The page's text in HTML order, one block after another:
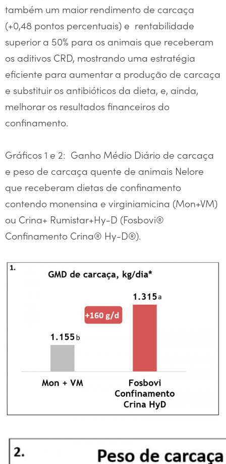
também um maior rendimento de carcaça
(+0,48 pontos percentuais) e rentabilidade
superior a 50% para os animais que receberam
os aditivos CRD, mostrando uma estratégia
eficiente para aumentar a produção de carcaça
e substituir os antibióticos da dieta, e, ainda,
melhorar os resultados financeiros do
confinamento.
Gráficos 1 e 2: Ganho Médio Diário de carcaça
e peso de carcaça quente de animais Nelore
que receberam dietas de confinamento
contendo monensina e virginiamicina (Mon+VM)
ou Crina+ Rumistar+Hy-D (Fosbovi®
Confinamento Crina® Hy-D®).